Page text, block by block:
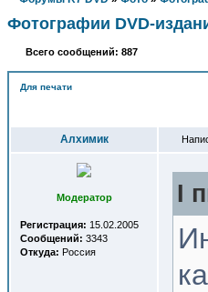
Фотографии DVD-
Всего сообщений: 887
Для печати
Алхимик
Модератор
Регистрация: 15.02.2005
Сообщений: 3343
Откуда: Россия
I